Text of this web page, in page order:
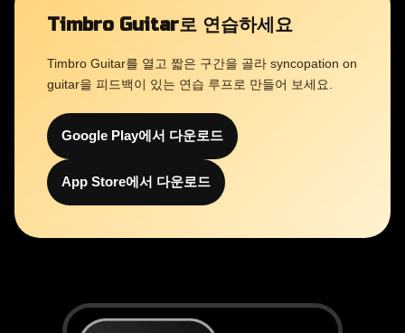
Timbro Guitar로 연습하세요
Timbro Guitar를 열고 짧은 구간을 골라 syncopation on
guitar을 피드백이 있는 연습 루프로 만들어 보세요.
Google Play에서 다운로드
App Store에서 다운로드